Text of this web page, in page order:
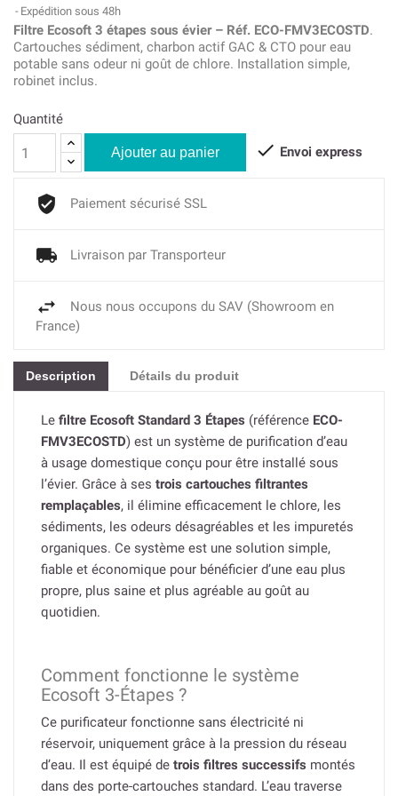
Expédition sous 48h
Filtre Ecosoft 3 étapes sous évier – Réf. ECO-FMV3ECOSTD.
Cartouches sédiment, charbon actif GAC & CTO pour eau
potable sans odeur ni goût de chlore. Installation simple,
robinet inclus.
Quantité
Ajouter au panier  Envoi express
Paiement sécurisé SSL
Livraison par Transporteur
Nous nous occupons du SAV (Showroom en
France)
Description Détails du produit
Le filtre Ecosoft Standard 3 Étapes (référence ECO-
FMV3ECOSTD) est un système de purification d’eau
à usage domestique conçu pour être installé sous
l’évier. Grâce à ses trois cartouches filtrantes
remplaçables, il élimine efficacement le chlore, les
sédiments, les odeurs désagréables et les impuretés
organiques. Ce système est une solution simple,
fiable et économique pour bénéficier d’une eau plus
propre, plus saine et plus agréable au goût au
quotidien.
Comment fonctionne le système
Ecosoft 3-Étapes ?
Ce purificateur fonctionne sans électricité ni
réservoir, uniquement grâce à la pression du réseau
d’eau. Il est équipé de trois filtres successifs montés
dans des porte-cartouches standard. L’eau traverse